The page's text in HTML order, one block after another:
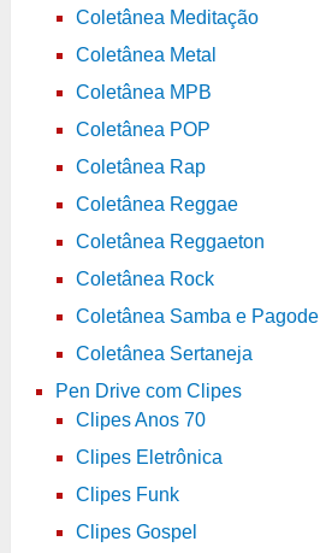
Coletânea Meditação
Coletânea Metal
Coletânea MPB
Coletânea POP
Coletânea Rap
Coletânea Reggae
Coletânea Reggaeton
Coletânea Rock
Coletânea Samba e Pagode
Coletânea Sertaneja
Pen Drive com Clipes
Clipes Anos 70
Clipes Eletrônica
Clipes Funk
Clipes Gospel